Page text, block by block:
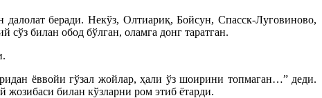
беради. Некўз, Олтиариқ, Бойсун, Спасск-Луговиново,
билан обод бўлган, оламга донг таратган.
ёввойи гўзал жойлар, ҳали ўз шоирини топмаган…” деди.
билан кўзларни ром этиб ётарди.